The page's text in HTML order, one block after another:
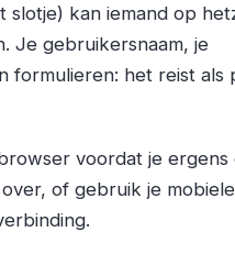
slotje) kan iemand op
Je gebruikersnaam, je
formulieren: het reist als
voordat je ergens
of gebruik je